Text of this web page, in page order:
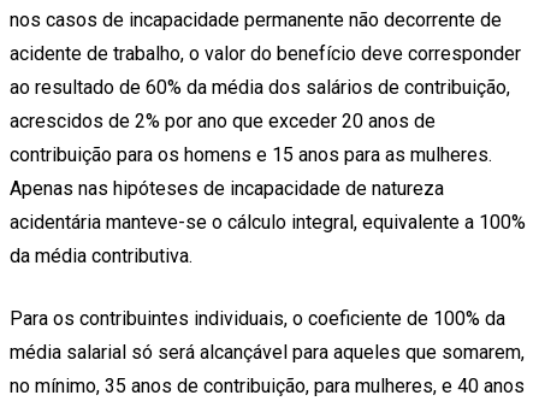
nos casos de incapacidade permanente não decorrente de
acidente de trabalho, o valor do benefício deve corresponder
ao resultado de 60% da média dos salários de contribuição,
acrescidos de 2% por ano que exceder 20 anos de
contribuição para os homens e 15 anos para as mulheres.
Apenas nas hipóteses de incapacidade de natureza
acidentária manteve-se o cálculo integral, equivalente a 100%
da média contributiva.
Para os contribuintes individuais, o coeficiente de 100% da
média salarial só será alcançável para aqueles que somarem,
no mínimo, 35 anos de contribuição, para mulheres, e 40 anos